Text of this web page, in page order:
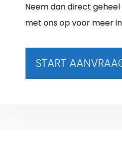
Neem dan direct
met ons op voor meer
START